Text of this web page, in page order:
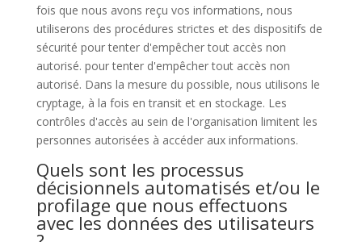
fois que nous avons reçu vos informations, nous
utiliserons des procédures strictes et des dispositifs de
sécurité pour tenter d'empêcher tout accès non
autorisé. pour tenter d'empêcher tout accès non
autorisé. Dans la mesure du possible, nous utilisons le
cryptage, à la fois en transit et en stockage. Les
contrôles d'accès au sein de l'organisation limitent les
personnes autorisées à accéder aux informations.
Quels sont les processus
décisionnels automatisés et/ou le
profilage que nous effectuons
avec les données des utilisateurs